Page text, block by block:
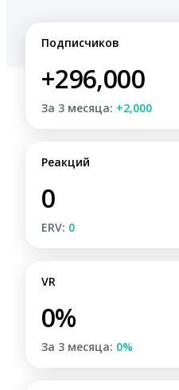
Подписчиков
+296,000
За 3 месяца: +2,000
Реакций
0
ERV: 0
VR
0%
За 3 месяца: 0%